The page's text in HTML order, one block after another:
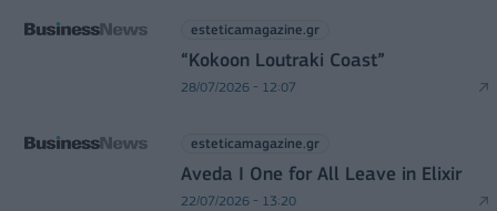
esteticamagazine.gr
“Kokoon Loutraki Coast”
28/07/2026 - 12:07
esteticamagazine.gr
Aveda I One for All Leave in Elixir
22/07/2026 - 13:20